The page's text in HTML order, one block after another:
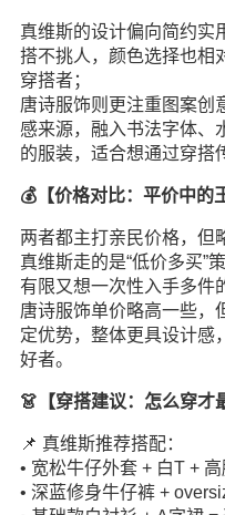
真维斯的设计偏向简约实
搭不挑人，颜色选择也相
穿搭者；
唐诗服饰则更注重图案创
感来源，融入书法字体、
的服装，适合想通过穿搭
💰【价格对比：平价中的
两者都主打亲民价格，但
真维斯走的是“低价多买”
有限又想一次性入手多件
唐诗服饰单价略高一些，
定优势，整体更具设计感
好者。
👗【穿搭建议：怎么穿才
📌 真维斯推荐搭配：
• 宽松牛仔外套 + 白T +
• 深蓝修身牛仔裤 +